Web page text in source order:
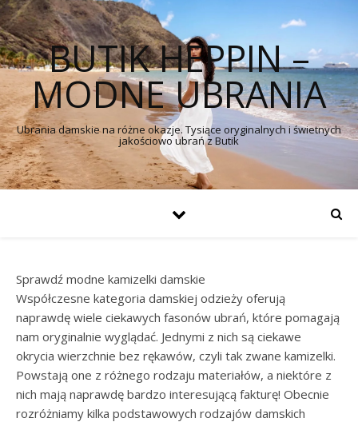
BUTIK HEPPIN –
MODNE UBRANIA
Ubrania damskie na różne okazje. Tysiące oryginalnych i świetnych
jakościowo ubrań z Butik
Sprawdź modne kamizelki damskie
Współczesne kategoria damskiej odzieży oferują
naprawdę wiele ciekawych fasonów ubrań, które pomagają
nam oryginalnie wyglądać. Jednymi z nich są ciekawe
okrycia wierzchnie bez rękawów, czyli tak zwane kamizelki.
Powstają one z różnego rodzaju materiałów, a niektóre z
nich mają naprawdę bardzo interesującą fakturę! Obecnie
rozróżniamy kilka podstawowych rodzajów damskich